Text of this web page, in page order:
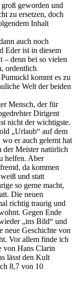
geworden und
zu ersetzen, doch
Inhalt
auch noch
Eder ist in diesem
– denn bei so vielen
ordentlich
kommt es zu
Welt der beiden
Mensch, der für
Dirigent
nicht der wichtigste.
„Urlaub“ auf dem
er auch gelernt hat
der Meister natürlich
helfen. Aber
da kommen
und statt
so gerne macht,
Die neuen
richtig traurig und
Gegen Ende
„ins Bild“ und
neue Geschichte von
Vor allem finde ich
von Hans Clarin
lässt den Kult
8,7 von 10